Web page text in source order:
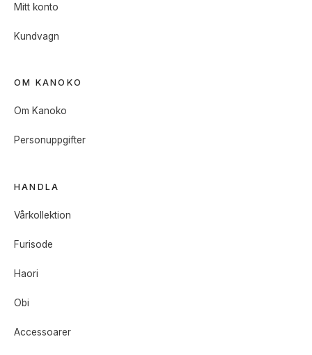
Mitt konto
Kundvagn
OM KANOKO
Om Kanoko
Personuppgifter
HANDLA
Vårkollektion
Furisode
Haori
Obi
Accessoarer